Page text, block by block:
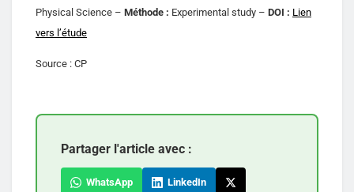
Physical Science – Méthode : Experimental study – DOI : Lien
vers l’étude
Source : CP
Partager l'article avec :
WhatsApp LinkedIn